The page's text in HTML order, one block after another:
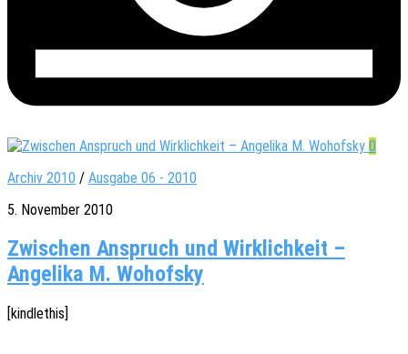
0
Archiv 2010 / Ausgabe 06 - 2010
5. November 2010
Zwischen Anspruch und Wirklichkeit –
Angelika M. Wohofsky
[kindle­this]